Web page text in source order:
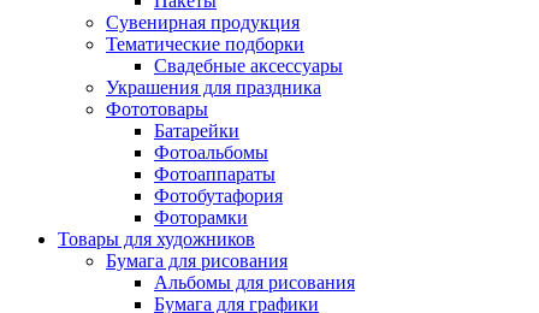
Сувенирная продукция
Тематические подборки
Свадебные аксессуары
Украшения для праздника
Фототовары
Батарейки
Фотоальбомы
Фотоаппараты
Фотобутафория
Фоторамки
Товары для художников
Бумага для рисования
Альбомы для рисования
Бумага для графики